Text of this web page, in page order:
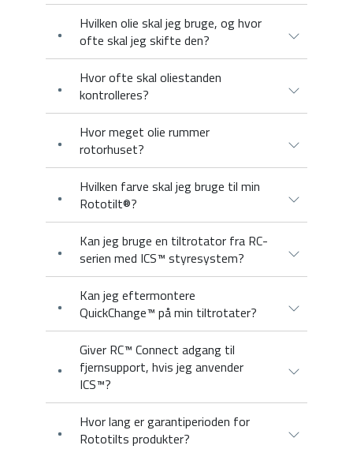
Hvilken olie skal jeg bruge, og hvor
ofte skal jeg skifte den?
Hvor ofte skal oliestanden
kontrolleres?
Hvor meget olie rummer
rotorhuset?
Hvilken farve skal jeg bruge til min
Rototilt®?
Kan jeg bruge en tiltrotator fra RC-
serien med ICS™ styresystem?
Kan jeg eftermontere
QuickChange™ på min tiltrotater?
Giver RC™ Connect adgang til
fjernsupport, hvis jeg anvender
ICS™?
Hvor lang er garantiperioden for
Rototilts produkter?